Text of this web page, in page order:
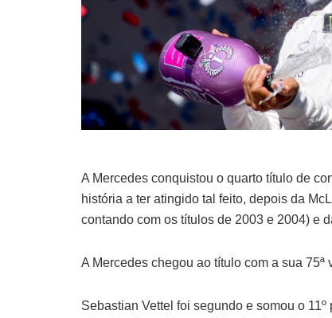
A Mercedes conquistou o quarto título de
história a ter atingido tal feito, depois da
contando com os títulos de 2003 e 2004) e
A Mercedes chegou ao título com a sua
Sebastian Vettel foi segundo e somou o